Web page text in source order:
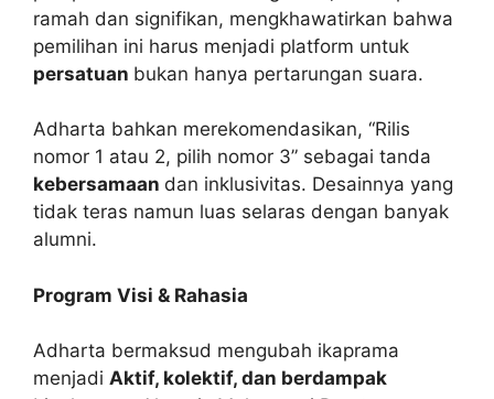
ramah dan signifikan, mengkhawatirkan bahwa
pemilihan ini harus menjadi platform untuk
persatuan bukan hanya pertarungan suara.
Adharta bahkan merekomendasikan, “Rilis
nomor 1 atau 2, pilih nomor 3” sebagai tanda
kebersamaan dan inklusivitas. Desainnya yang
tidak teras namun luas selaras dengan banyak
alumni.
Program Visi & Rahasia
Adharta bermaksud mengubah ikaprama
menjadi Aktif, kolektif, dan berdampak